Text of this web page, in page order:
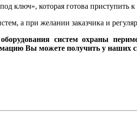
ключ», которая готова приступить
а при желании заказчика и
систем охраны
Вы можете получить у наших